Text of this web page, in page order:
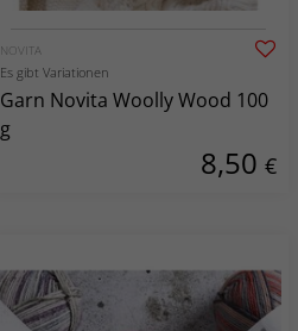
NOVITA
Es gibt Variationen
Garn Novita Woolly Wood 100
g
8,50 €